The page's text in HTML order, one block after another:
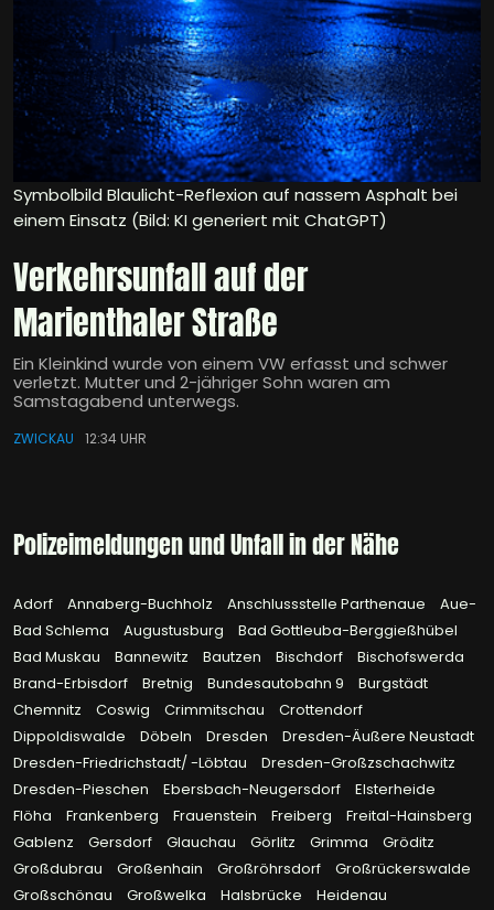
Symbolbild Blaulicht-Reflexion auf nassem Asphalt bei
einem Einsatz (Bild: KI generiert mit ChatGPT)
Verkehrsunfall auf der
Marienthaler Straße
Ein Kleinkind wurde von einem VW erfasst und schwer
verletzt. Mutter und 2-jähriger Sohn waren am
Samstagabend unterwegs.
ZWICKAU 12:34 UHR
Polizeimeldungen und Unfall in der Nähe
Adorf Annaberg-Buchholz Anschlussstelle Parthenaue
Aue-
Bad Schlema
Augustusburg
Bad Gottleuba-Berggießhübel
Bad Muskau
Bannewitz Bautzen Bischdorf
Bischofswerda
Brand-Erbisdorf
Bretnig Bundesautobahn 9
Burgstädt
Chemnitz
Coswig Crimmitschau
Crottendorf
Dippoldiswalde
Döbeln Dresden
Dresden-Äußere Neustadt
Dresden-Friedrichstadt/ -Löbtau
Dresden-Großzschachwitz
Dresden-Pieschen
Ebersbach-Neugersdorf
Elsterheide
Flöha
Frankenberg Frauenstein Freiberg
Freital-Hainsberg
Gablenz
Gersdorf Glauchau Görlitz Grimma
Gröditz
Großdubrau
Großenhain Großröhrsdorf
Großrückerswalde
Großschönau
Großwelka Halsbrücke
Heidenau